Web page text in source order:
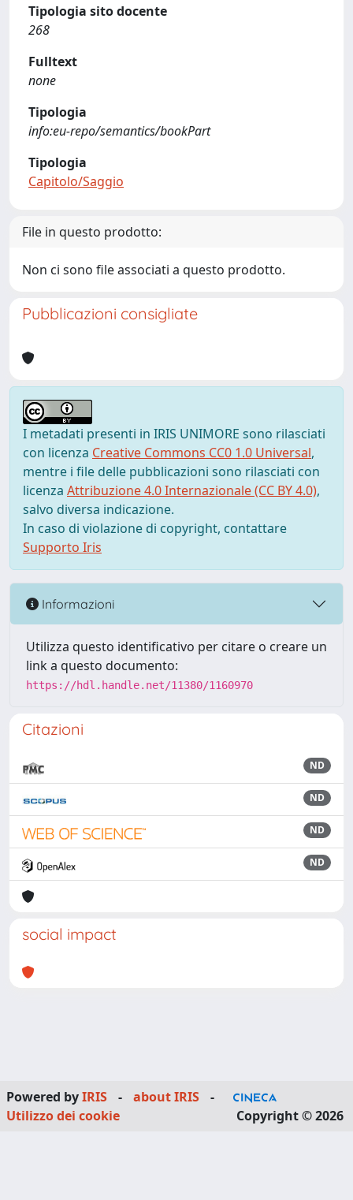
Tipologia sito docente
268
Fulltext
none
Tipologia
info:eu-repo/semantics/bookPart
Tipologia
Capitolo/Saggio
File in questo prodotto:
Non ci sono file associati a questo prodotto.
Pubblicazioni consigliate
I metadati presenti in IRIS UNIMORE sono rilasciati
con licenza Creative Commons CC0 1.0 Universal,
mentre i file delle pubblicazioni sono rilasciati con
licenza Attribuzione 4.0 Internazionale (CC BY 4.0),
salvo diversa indicazione.
In caso di violazione di copyright, contattare
Supporto Iris
Informazioni
Utilizza questo identificativo per citare o creare un
link a questo documento:
https://hdl.handle.net/11380/1160970
Citazioni
ND
ND
ND
ND
social impact
Powered byIRIS - about IRIS
-
Utilizzo dei cookie
Copyright © 2026